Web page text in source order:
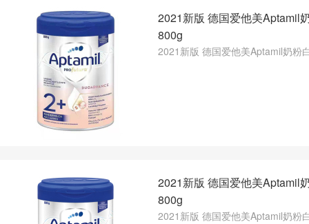
2021新版 德国爱他美Aptamil
800g
2021新版 德国爱他美Aptamil奶粉
2021新版 德国爱他美Aptamil
800g
2021新版 德国爱他美Aptamil奶粉